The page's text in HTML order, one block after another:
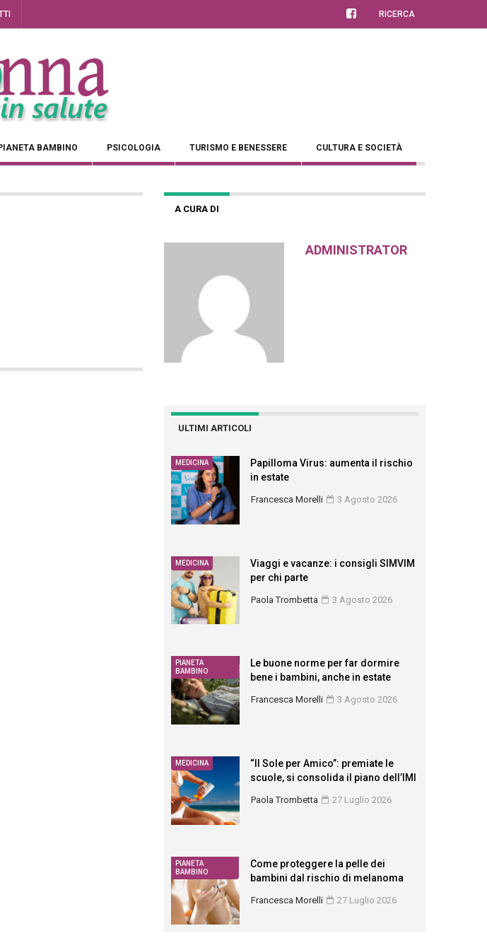
RICERCA
BAMBINO PSICOLOGIA TURISMO E BENESSERE CULTURA E SOCIETÀ
A CURA DI
ADMINISTRATOR
ULTIMI ARTICOLI
MEDICINA
Papilloma Virus: aumenta il rischio
in estate
Francesca Morelli 3 Agosto 2026
MEDICINA
Viaggi e vacanze: i consigli SIMVIM
per chi parte
Paola Trombetta 3 Agosto 2026
PIANETA
BAMBINO
Le buone norme per far dormire
bene i bambini, anche in estate
Francesca Morelli 3 Agosto 2026
MEDICINA
“Il Sole per Amico”: premiate le
scuole, si consolida il piano dell’IMI
Paola Trombetta 27 Luglio 2026
PIANETA
BAMBINO
Come proteggere la pelle dei
bambini dal rischio di melanoma
Francesca Morelli 27 Luglio 2026